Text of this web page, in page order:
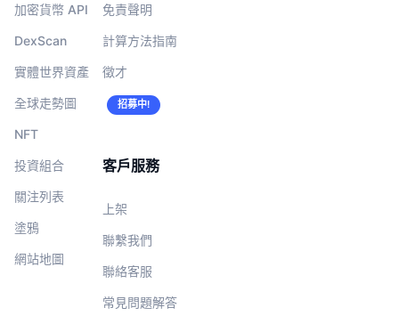
加密貨幣 API
DexScan
實體世界資產
全球走勢圖
NFT
投資組合
關注列表
塗鴉
網站地圖
免責聲明
計算方法指南
徵才
招募中!
客戶服務
上架
聯繫我們
聯絡客服
常見問題解答